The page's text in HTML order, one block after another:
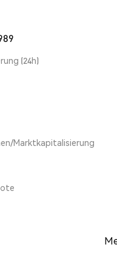
(24h)
Marktkapitalisierung